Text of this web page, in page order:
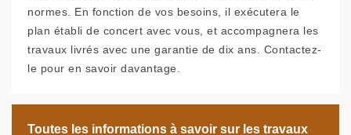
normes. En fonction de vos besoins, il exécutera le
plan établi de concert avec vous, et accompagnera les
travaux livrés avec une garantie de dix ans. Contactez-
le pour en savoir davantage.
Toutes les informations à savoir sur les travaux